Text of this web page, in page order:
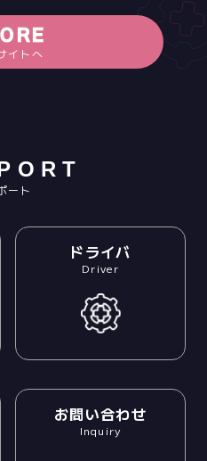
イトへ
ート
ドライバ
Driver
お問い合わせ
Inquiry